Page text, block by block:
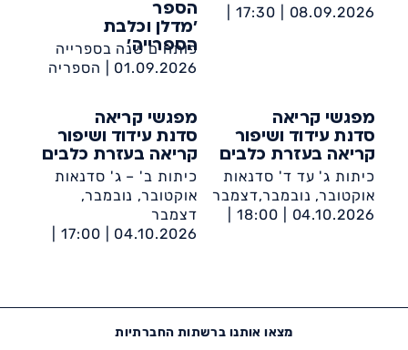
08.09.2026 |
17:30 |
הספר
'מדלן וכלבת
הספרייה'
פותחים שנה בספרייה
01.09.2026 |
הספריה
מפגשי קריאה
סדנת עידוד ושיפור
קריאה בעזרת כלבים
כיתות ג' עד ד' סדנאות
אוקטובר, נובמבר,דצמבר
04.10.2026 |
18:00 |
מפגשי קריאה
סדנת עידוד ושיפור
קריאה בעזרת כלבים
כיתות ב' – ג' סדנאות
אוקטובר, נובמבר,
דצמבר
04.10.2026 |
17:00 |
מצאו אותנו ברשתות החברתיות